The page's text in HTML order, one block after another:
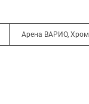
Арена ВАРИО, Хром